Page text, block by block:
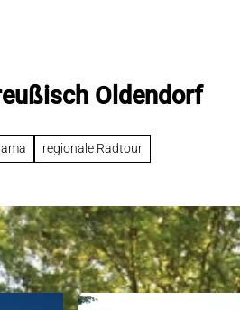
Oldendorf
regionale Radtour